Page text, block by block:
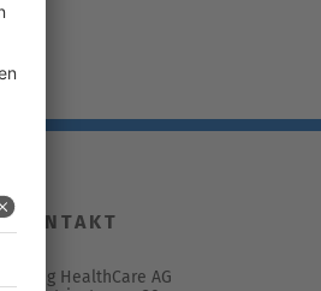
KONTAKT
Spirig HealthCare AG